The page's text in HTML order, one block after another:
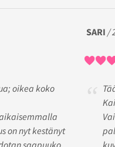
oikea koko
on nyt kestänyt
saapuuko
SARI /